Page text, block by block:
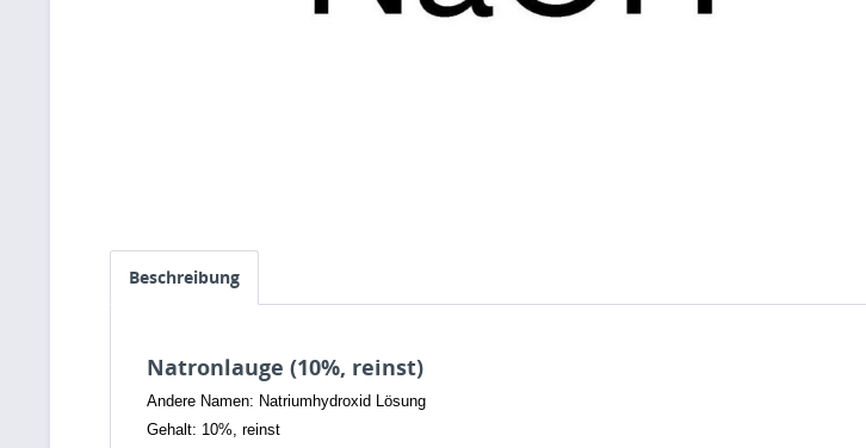
Beschreibung
Natronlauge (10%, reinst)
Andere Namen: Natriumhydroxid Lösung
Gehalt: 10%, reinst